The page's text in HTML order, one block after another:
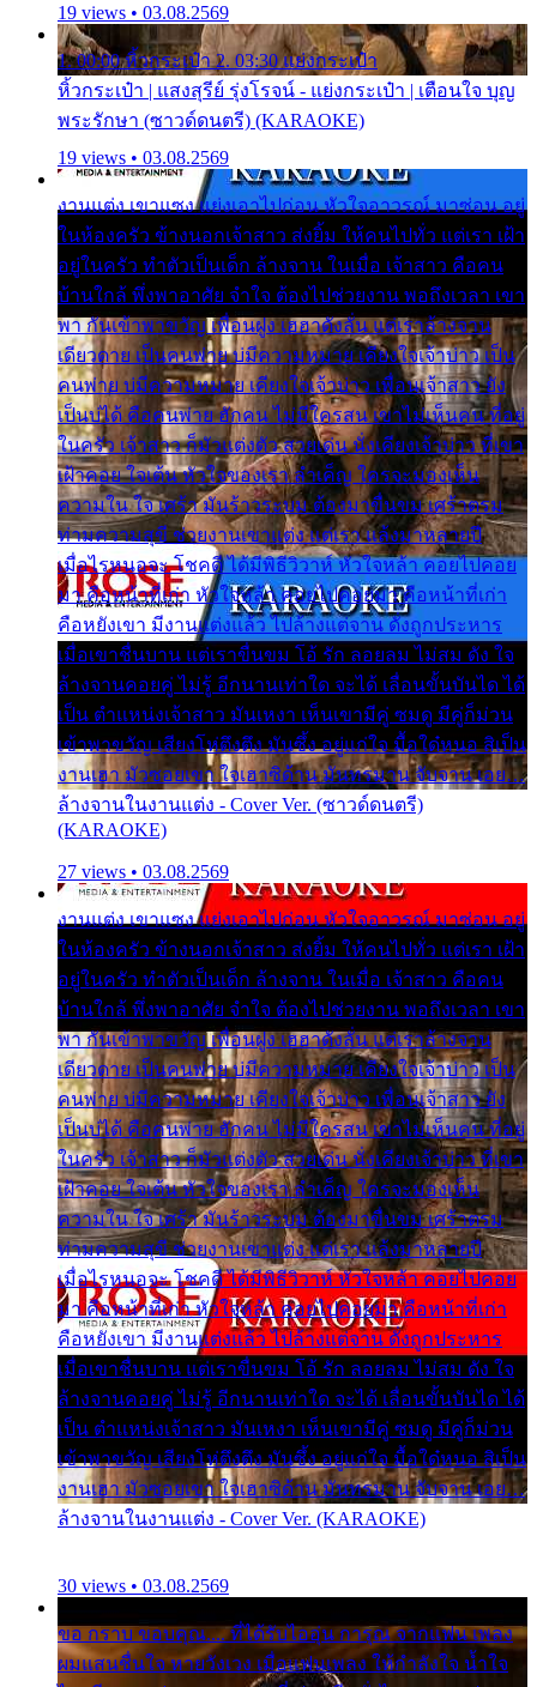
19 views • 03.08.2569
1. 00:00 หิ้วกระเป๋า 2. 03:30 แย่งกระเป๋า
หิ้วกระเป๋า | แสงสุรีย์ รุ่งโรจน์ - แย่งกระเป๋า | เตือนใจ บุญ
พระรักษา (ซาวด์ดนตรี) (KARAOKE)
19 views • 03.08.2569
งานแต่ง เขาแซง แย่งเอาไปก่อน หัวใจอาวรณ์ มาซ่อน อยู่
ในห้องครัว ข้างนอกเจ้าสาว ส่งยิ้ม ให้คนไปทั่ว แต่เรา เฝ้า
อยู่ในครัว ทำตัวเป็นเด็ก ล้างจาน ในเมื่อ เจ้าสาว คือคน
บ้านใกล้ พึ่งพาอาศัย จำใจ ต้องไปช่วยงาน พอถึงเวลา เขา
พา กันเข้าพาขวัญ เพื่อนฝูง เฮฮาดังลั่น แต่เราล้างจาน
เดียวดาย เป็นคนพ่าย บ่มีความหมาย เคียงใจเจ้าบ่าว เป็น
คนพ่าย บ่มีความหมาย เคียงใจเจ้าบ่าว เพื่อนเจ้าสาว ยัง
เป็นบ่ได้ คือคนพ่าย ฮักคน ไม่มีใครสน เขาไม่เห็นคน ที่อยู่
ในครัว เจ้าสาว ก็มัวแต่งตัว สวยเด่น นั่งเคียงเจ้าบ่าว ที่เขา
เฝ้าคอย ใจเต้น หัวใจของเรา ลำเค็ญ ใครจะมองเห็น
ความใน ใจ เศร้า มันร้าวระบม ต้องมาขื่นขม เศร้าตรม
ท่ามความสุขี ช่วยงานเขาแต่ง แต่เรา แล้งมาหลายปี
เมื่อไรหนอจะ โชคดี ได้มีพิธีวิวาห์ หัวใจหล้า คอยไปคอย
มา คือหน้าที่เก่า หัวใจหล้า คอยไปคอยมา คือหน้าที่เก่า
คือหยังเขา มีงานแต่งแล้ว ไปล้างแต่จาน ดั่งถูกประหาร
เมื่อเขาชื่นบาน แต่เราขื่นขม โอ้ รัก ลอยลม ไม่สม ดัง ใจ
ล้างจานคอยคู่ ไม่รู้ อีกนานเท่าใด จะได้ เลื่อนขั้นบันได ได้
เป็น ตำแหน่งเจ้าสาว มันเหงา เห็นเขามีคู่ ซมดู มีคู่ก็ม่วน
เข้าพาขวัญ เสียงโห่ตึงตึง มันซึ้ง อยู่แก่ใจ มื้อใด๋หนอ สิเป็น
งานเฮา มัวซอยเขา ใจเฮาซิด้าน มันทรมาน จับจาน เอย…
ล้างจานในงานแต่ง - Cover Ver. (ซาวด์ดนตรี)
(KARAOKE)
27 views • 03.08.2569
งานแต่ง เขาแซง แย่งเอาไปก่อน หัวใจอาวรณ์ มาซ่อน อยู่
ในห้องครัว ข้างนอกเจ้าสาว ส่งยิ้ม ให้คนไปทั่ว แต่เรา เฝ้า
อยู่ในครัว ทำตัวเป็นเด็ก ล้างจาน ในเมื่อ เจ้าสาว คือคน
บ้านใกล้ พึ่งพาอาศัย จำใจ ต้องไปช่วยงาน พอถึงเวลา เขา
พา กันเข้าพาขวัญ เพื่อนฝูง เฮฮาดังลั่น แต่เราล้างจาน
เดียวดาย เป็นคนพ่าย บ่มีความหมาย เคียงใจเจ้าบ่าว เป็น
คนพ่าย บ่มีความหมาย เคียงใจเจ้าบ่าว เพื่อนเจ้าสาว ยัง
เป็นบ่ได้ คือคนพ่าย ฮักคน ไม่มีใครสน เขาไม่เห็นคน ที่อยู่
ในครัว เจ้าสาว ก็มัวแต่งตัว สวยเด่น นั่งเคียงเจ้าบ่าว ที่เขา
เฝ้าคอย ใจเต้น หัวใจของเรา ลำเค็ญ ใครจะมองเห็น
ความใน ใจ เศร้า มันร้าวระบม ต้องมาขื่นขม เศร้าตรม
ท่ามความสุขี ช่วยงานเขาแต่ง แต่เรา แล้งมาหลายปี
เมื่อไรหนอจะ โชคดี ได้มีพิธีวิวาห์ หัวใจหล้า คอยไปคอย
มา คือหน้าที่เก่า หัวใจหล้า คอยไปคอยมา คือหน้าที่เก่า
คือหยังเขา มีงานแต่งแล้ว ไปล้างแต่จาน ดั่งถูกประหาร
เมื่อเขาชื่นบาน แต่เราขื่นขม โอ้ รัก ลอยลม ไม่สม ดัง ใจ
ล้างจานคอยคู่ ไม่รู้ อีกนานเท่าใด จะได้ เลื่อนขั้นบันได ได้
เป็น ตำแหน่งเจ้าสาว มันเหงา เห็นเขามีคู่ ซมดู มีคู่ก็ม่วน
เข้าพาขวัญ เสียงโห่ตึงตึง มันซึ้ง อยู่แก่ใจ มื้อใด๋หนอ สิเป็น
งานเฮา มัวซอยเขา ใจเฮาซิด้าน มันทรมาน จับจาน เอย…
ล้างจานในงานแต่ง - Cover Ver. (KARAOKE)
30 views • 03.08.2569
ขอ กราบ ขอบคุณ.... ที่ได้รับไออุ่น การุณ จากแฟน เพลง
ผมแสนชื่นใจ หายวังเวง เมื่อแฟนเพลง ให้กำลังใจ น้ำใจ